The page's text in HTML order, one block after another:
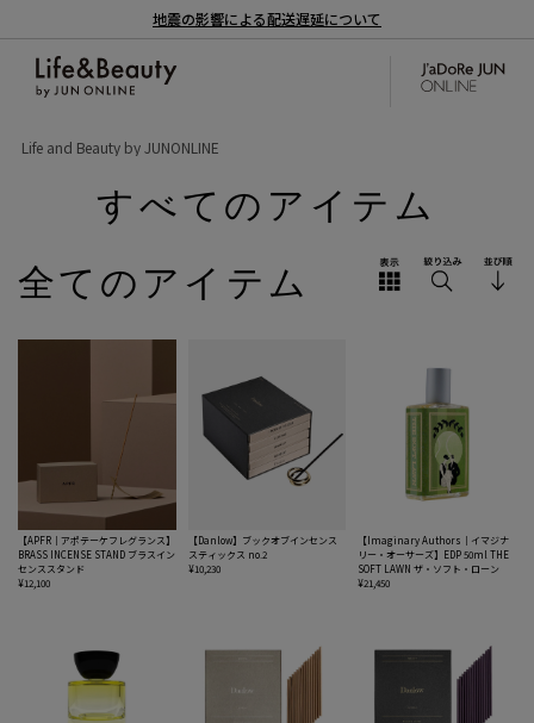
地震の影響による配送遅延について
Life and Beauty by JUNONLINE
すべてのアイテム
全てのアイテム
【APFR｜アポテーケフレグランス】
BRASS INCENSE STAND ブラスイン
センススタンド
¥12,100
【Danlow】ブックオブインセンス
スティックス no.2
¥10,230
【Imaginary Authors｜イマジナ
リー・オーサーズ】EDP 50ml THE
SOFT LAWN ザ・ソフト・ローン
¥21,450